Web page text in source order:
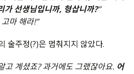
가 선생님입니까, 형삽니까?”
마 해라!”
술주정(?)은 멈춰지지 않았다.
고 계셨죠? 과거에도 그랬잖아요. 어